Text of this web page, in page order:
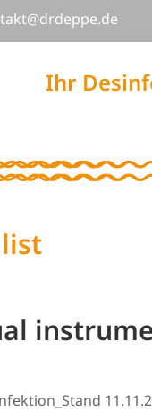
ed.ep
pedrd
@tkat
Ihr